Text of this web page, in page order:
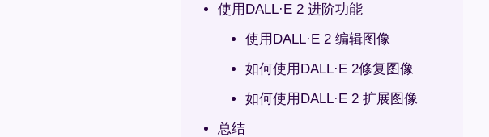
使用DALL·E 2 进阶功能
使用DALL·E 2 编辑图像
如何使用DALL·E 2修复图像
如何使用DALL·E 2 扩展图像
总结